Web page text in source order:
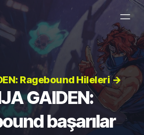
Ragebound Hileleri →
GAIDEN:
başarılar